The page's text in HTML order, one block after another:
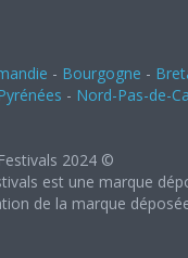
- Bourgogne -
- Nord-Pas-de-
2024 ©
est une marque
de la marque